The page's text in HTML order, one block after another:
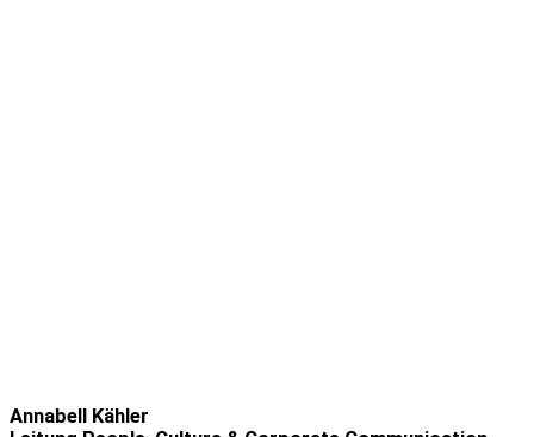
Annabell Kähler